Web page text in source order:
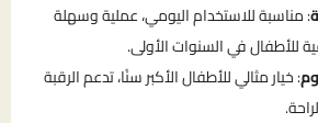
: مناسبة للاستخدام اليومي، عملية وسهلة
للأطفال في السنوات الأولى.
: خيار مثالي للأطفال الأكبر سنًا، تدعم الرقبة